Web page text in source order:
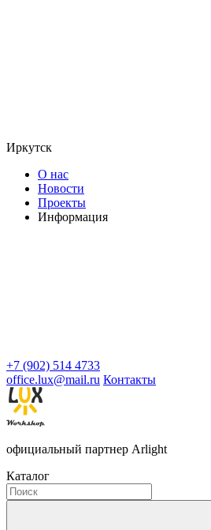
Иркутск
О нас
Новости
Проекты
Информация
+7 (902) 514 4733
office.lux@mail.ru Контакты
официальный партнер Arlight
Каталог